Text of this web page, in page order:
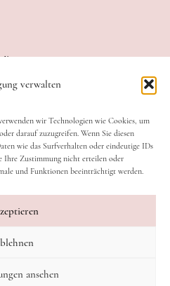
verwalten
wir Technologien wie Cookies, um
darauf zuzugreifen. Wenn Sie diesen
wie das Surfverhalten oder eindeutige IDs
Ihre Zustimmung nicht erteilen oder
und Funktionen beeinträchtigt werden.
ansehen